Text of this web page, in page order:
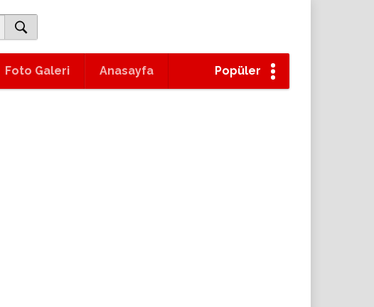
Foto Galeri Anasayfa Popüler